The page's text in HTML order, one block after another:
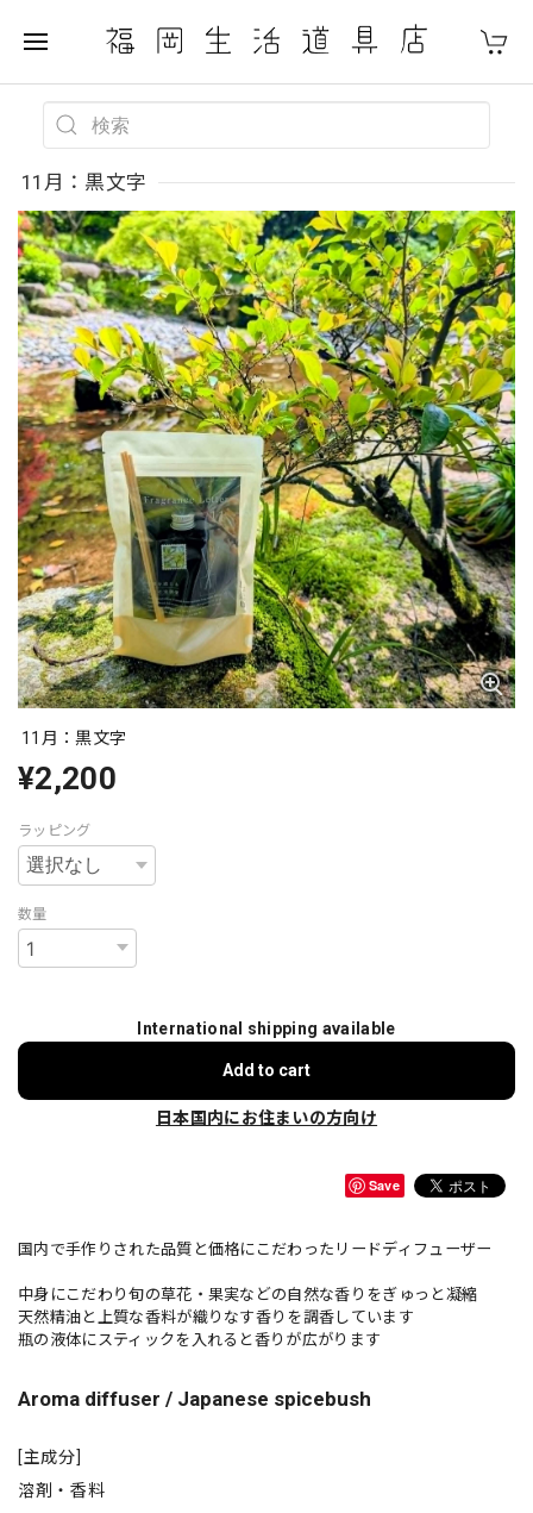
11月：黒文字
11月：黒文字
¥2,200
ラッピング
数量
International shipping available
Add to cart
日本国内にお住まいの方向け
Save
国内で手作りされた品質と価格にこだわったリードディフューザー
中身にこだわり旬の草花・果実などの自然な香りをぎゅっと凝縮
天然精油と上質な香料が織りなす香りを調香しています
瓶の液体にスティックを入れると香りが広がります
Aroma diffuser / Japanese spicebush
[主成分]
溶剤・香料